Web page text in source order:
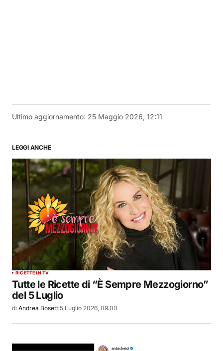
Ultimo aggiornamento: 25 Maggio 2026, 12:11
LEGGI ANCHE
RICETTE IN TV
Tutte le Ricette di “È Sempre Mezzogiorno”
del 5 Luglio
di Andrea Bosetti5 Luglio 2026, 09:00